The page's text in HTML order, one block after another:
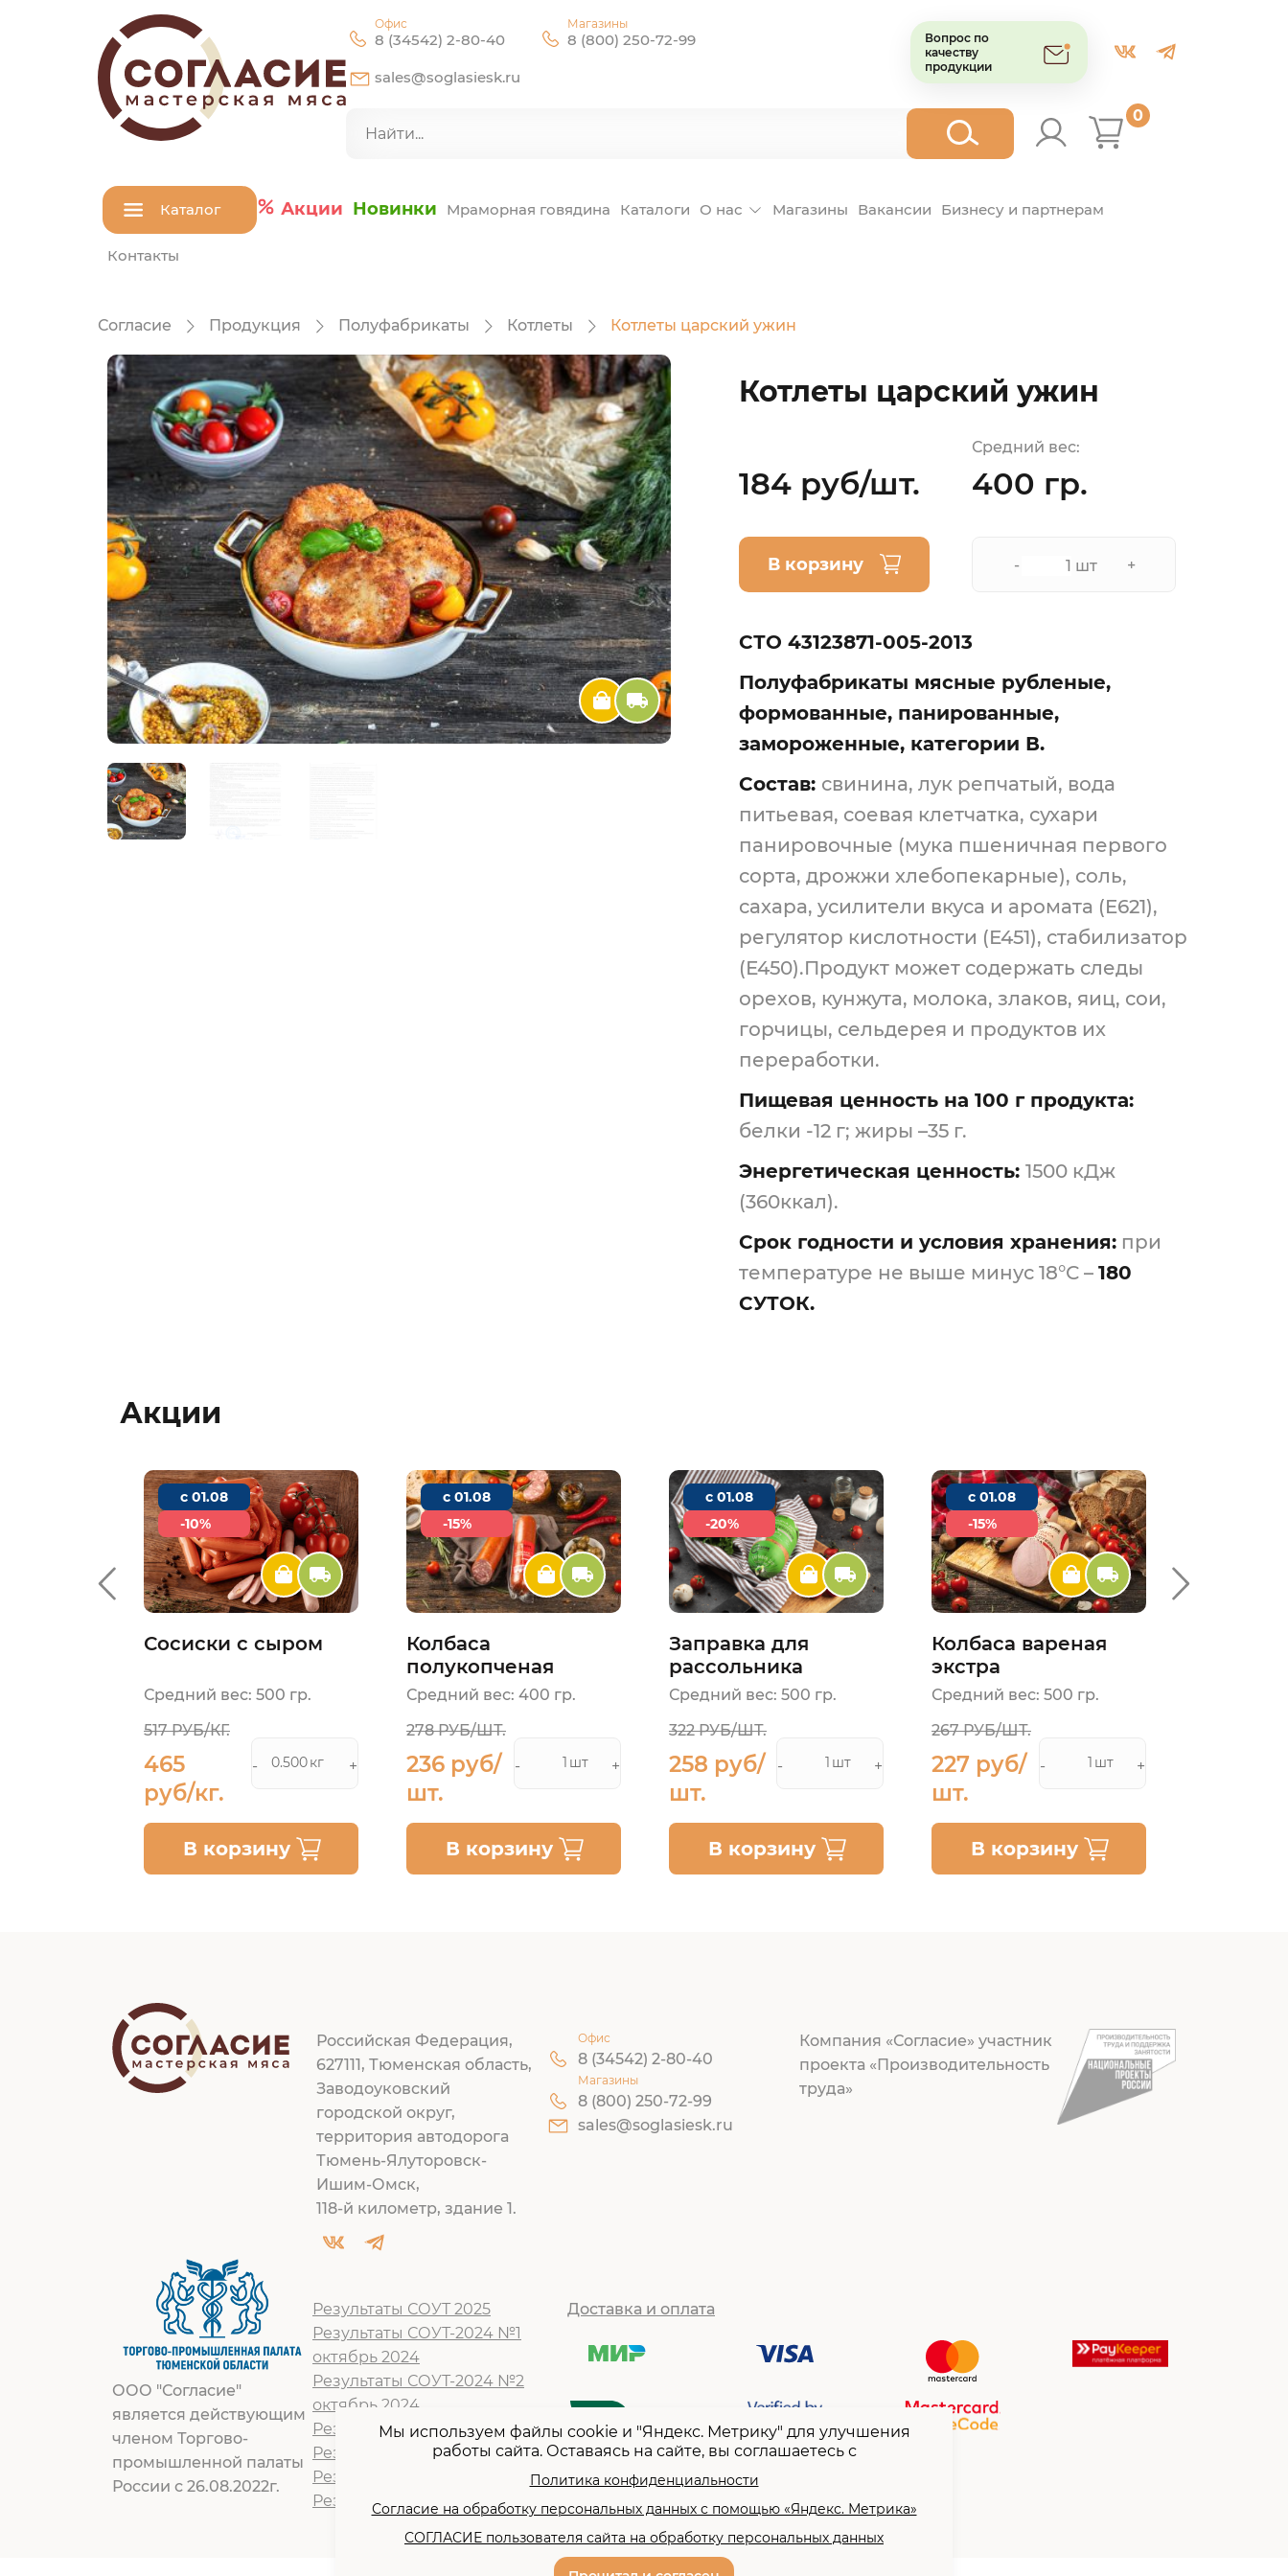
Офис
8 (34542) 2-80-40
Магазины
8 (800) 250-72-99
sales@soglasiesk.ru
Вопрос по
качеству
продукции
0
Каталог Акции Новинки Мраморная говядина Каталоги О нас Магазины Вакансии Бизнесу и партнерам
Контакты
Согласие Продукция Полуфабрикаты Котлеты Котлеты царский ужин
Котлеты царский ужин
184 руб/шт.
Средний вес:
400 гр.
В корзину - шт +
СТО 43123871-005-2013
Полуфабрикаты мясные рубленые,
формованные, панированные,
замороженные, категории В.
Состав: свинина, лук репчатый, вода
питьевая, соевая клетчатка, сухари
панировочные (мука пшеничная первого
сорта, дрожжи хлебопекарные), соль,
сахара, усилители вкуса и аромата (E621),
регулятор кислотности (Е451), стабилизатор
(Е450).Продукт может содержать следы
орехов, кунжута, молока, злаков, яиц, сои,
горчицы, сельдерея и продуктов их
переработки.
Пищевая ценность на 100 г продукта:
белки -12 г; жиры –35 г.
Энергетическая ценность: 1500 кДж
(360ккал).
Срок годности и условия хранения: при
температуре не выше минус 18°С – 180
СУТОК.
Акции
c 01.08
-10%
Сосиски с сыром
Средний вес: 500 гр.
517 РУБ/КГ.
465
руб/кг.
- кг +
В корзину
c 01.08
-15%
Колбаса
полукопченая
Новозаимская
Средний вес: 400 гр.
278 РУБ/ШТ.
236 руб/
шт.
- шт +
В корзину
c 01.08
-20%
Заправка для
рассольника
Средний вес: 500 гр.
322 РУБ/ШТ.
258 руб/
шт.
- шт +
В корзину
c 01.08
-15%
Колбаса вареная
экстра
Средний вес: 500 гр.
267 РУБ/ШТ.
227 руб/
шт.
- шт +
В корзину
Российская Федерация,
627111, Тюменская область,
Заводоуковский
городской округ,
территория автодорога
Тюмень-Ялуторовск-
Ишим-Омск,
118-й километр, здание 1.
Офис
8 (34542) 2-80-40
Магазины
8 (800) 250-72-99
sales@soglasiesk.ru
Компания «Согласие» участник
проекта «Производительность
труда»
ООО "Согласие"
является действующим
членом Торгово-
промышленной палаты
России с 26.08.2022г.
Результаты СОУТ 2025
Результаты СОУТ-2024 №1
октябрь 2024
Результаты СОУТ-2024 №2
октябрь 2024
Результат СОУТ -2024 №1
Результат СОУТ -2024 №2
Результат СОУТ-2023 №1
Результат СОУТ -2023 №2
Доставка и оплата
Мы используем файлы cookie и "Яндекс. Метрику" для улучшения
работы сайта. Оставаясь на сайте, вы соглашаетесь с
Политика конфиденциальности
Согласие на обработку персональных данных с помощью «Яндекс. Метрика»
СОГЛАСИЕ пользователя сайта на обработку персональных данных